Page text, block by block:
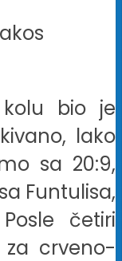
bio je
lako
sa 20:9,
Funtulisa,
četiri
crveno-